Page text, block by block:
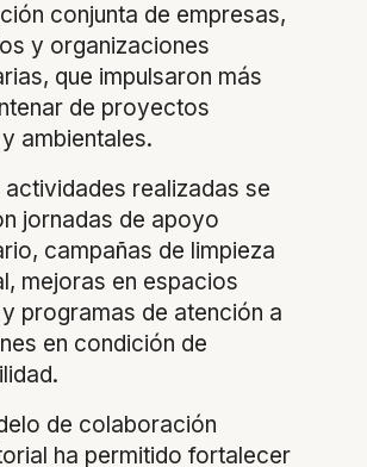
conjunta de empresas,
y organizaciones
que impulsaron más
de proyectos
ambientales.
actividades realizadas se
jornadas de apoyo
campañas de limpieza
mejoras en espacios
programas de atención a
en condición de
de colaboración
ha permitido fortalecer